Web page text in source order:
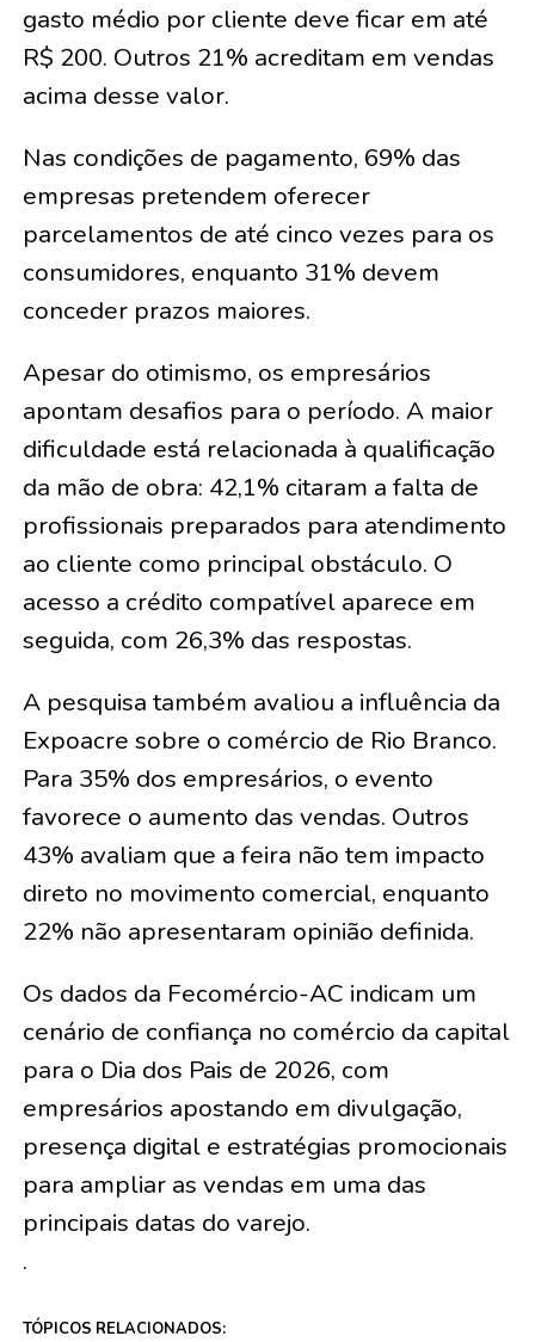
gasto médio por cliente deve ficar em até
R$ 200. Outros 21% acreditam em vendas
acima desse valor.
Nas condições de pagamento, 69% das
empresas pretendem oferecer
parcelamentos de até cinco vezes para os
consumidores, enquanto 31% devem
conceder prazos maiores.
Apesar do otimismo, os empresários
apontam desafios para o período. A maior
dificuldade está relacionada à qualificação
da mão de obra: 42,1% citaram a falta de
profissionais preparados para atendimento
ao cliente como principal obstáculo. O
acesso a crédito compatível aparece em
seguida, com 26,3% das respostas.
A pesquisa também avaliou a influência da
Expoacre sobre o comércio de Rio Branco.
Para 35% dos empresários, o evento
favorece o aumento das vendas. Outros
43% avaliam que a feira não tem impacto
direto no movimento comercial, enquanto
22% não apresentaram opinião definida.
Os dados da Fecomércio-AC indicam um
cenário de confiança no comércio da capital
para o Dia dos Pais de 2026, com
empresários apostando em divulgação,
presença digital e estratégias promocionais
para ampliar as vendas em uma das
principais datas do varejo.
.
TÓPICOS RELACIONADOS: